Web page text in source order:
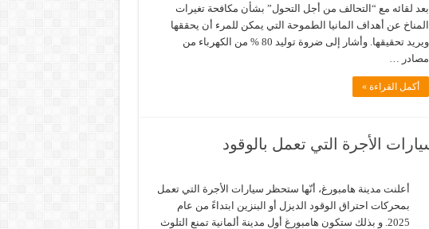
بعد لقائه مع “التحالف من أجل التحول” بشأن مكافحة تغيرات
المناخ عن أهداف المانيا الطموحة التي يمكن للمرء أن يحققها
ويريد تحقيقها. وأشار إلى ضروة توليد 80 % من الكهرباء من
مصادر …
أكمل القراءة »
الأجرة التي تعمل بالوقود
أعلنت مدينة هامبورغ، أنّها ستحظر سيارات الأجرة التي تعمل
بمحركات احتراق الوقود الديزل أو البنزين ابتداءً من عام
2025. و بذلك ستكون هامبورغ أول مدينة ألمانية تمنع التلوث